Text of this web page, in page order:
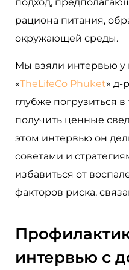
подход,
рациона питания,
окружающей среды.
Мы взяли интервью у
«TheLifeCo Phuket» д-
глубже погрузиться
получить ценные
этом интервью он
советами и
избавиться от
факторов риска,
интервью с